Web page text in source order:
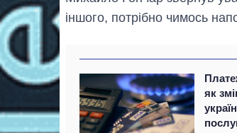
іншого, потрібно чимось
як